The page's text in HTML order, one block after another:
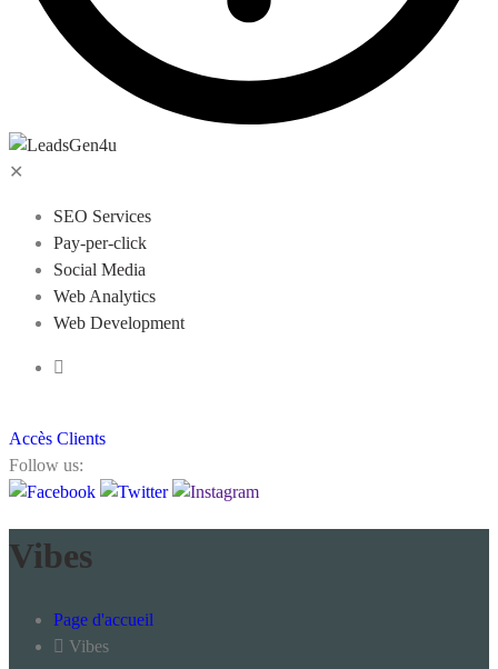
✕
SEO Services
Pay-per-click
Social Media
Web Analytics
Web Development
Accès Clients
Follow us:
Vibes
Page d'accueil
Vibes